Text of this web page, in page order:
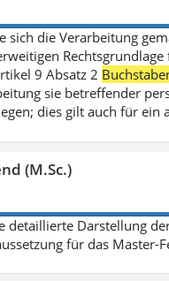
sich die Verarbeitung
9 Absatz 2
sie betreffender
dies gilt auch für ein
(M.Sc.)
detaillierte Darstellung
für das Master-